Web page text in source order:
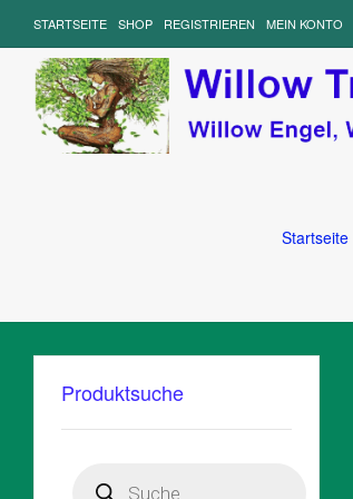
STARTSEITE SHOP REGISTRIEREN MEIN KONTO
Startseite
Produktsuche
search